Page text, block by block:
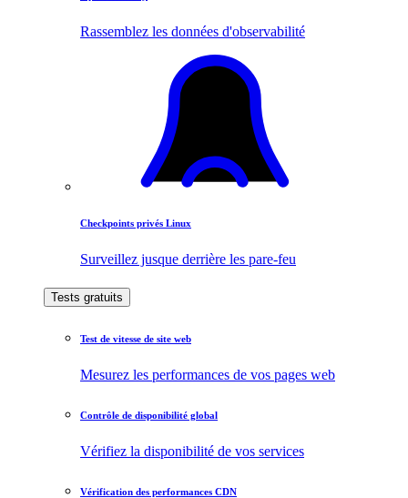
Rassemblez les données d'observabilité
Checkpoints privés Linux
Surveillez jusque derrière les pare-feu
Tests gratuits
Test de vitesse de site web
Mesurez les performances de vos pages web
Contrôle de disponibilité global
Vérifiez la disponibilité de vos services
Vérification des performances CDN